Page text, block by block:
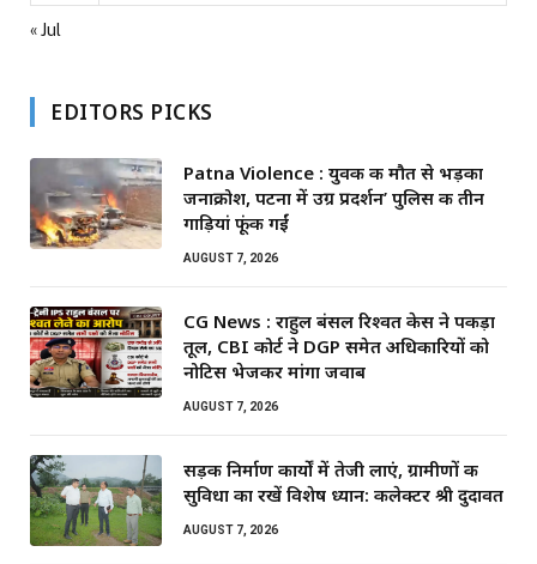
« Jul
EDITORS PICKS
Patna Violence : युवक की मौत से भड़का
जनाक्रोश, पटना में उग्र प्रदर्शन’ पुलिस की तीन
गाड़ियां फूंकी गईं
AUGUST 7, 2026
CG News : राहुल बंसल रिश्वत केस ने पकड़ा
तूल, CBI कोर्ट ने DGP समेत अधिकारियों को
नोटिस भेजकर मांगा जवाब
AUGUST 7, 2026
सड़क निर्माण कार्यों में तेजी लाएं, ग्रामीणों की
सुविधा का रखें विशेष ध्यान: कलेक्टर श्री दुदावत
AUGUST 7, 2026